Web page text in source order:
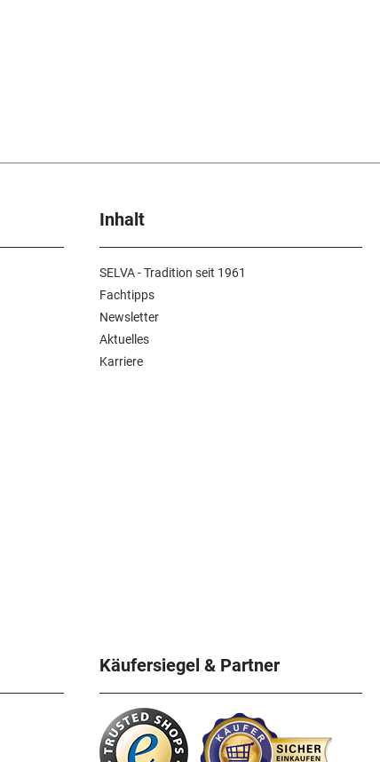
Inhalt
SELVA - Tradition seit 1961
Fachtipps
Newsletter
Aktuelles
Karriere
Käufersiegel & Partner